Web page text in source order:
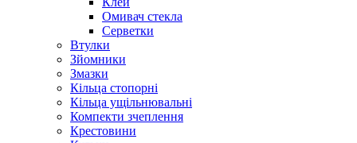
Омивач стекла
Серветки
Втулки
Зйомники
Змазки
Кільца стопорні
Кільца ущільнювальні
Компекти зчеплення
Крестовини